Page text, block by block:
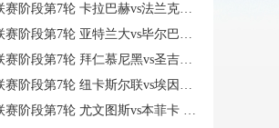
第7轮 卡拉巴赫vs法兰克福 全场录像
第7轮 亚特兰大vs毕尔巴鄂竞技 全场录像
第7轮 拜仁慕尼黑vs圣吉罗斯 全场录像
第7轮 纽卡斯尔联vs埃因霍温 全场录像
段第7轮 尤文图斯vs本菲卡 全场录像